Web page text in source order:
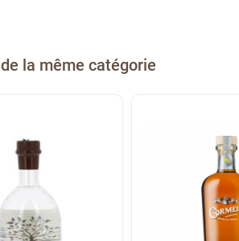
la même catégorie